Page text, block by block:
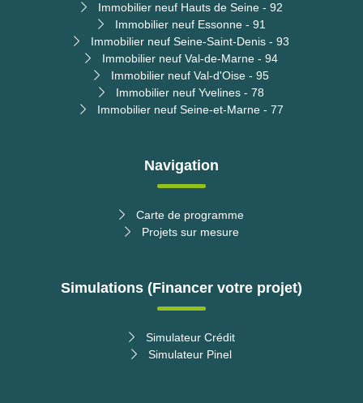
Immobilier neuf Hauts de Seine - 92
Immobilier neuf Essonne - 91
Immobilier neuf Seine-Saint-Denis - 93
Immobilier neuf Val-de-Marne - 94
Immobilier neuf Val-d'Oise - 95
Immobilier neuf Yvelines - 78
Immobilier neuf Seine-et-Marne - 77
Navigation
Carte de programme
Projets sur mesure
Simulations (Financer votre projet)
Simulateur Crédit
Simulateur Pinel